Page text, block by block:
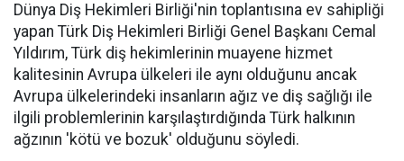
Dünya Diş Hekimleri Birliği'nin toplantısına ev sahipliği
yapan Türk Diş Hekimleri Birliği Genel Başkanı Cemal
Yıldırım, Türk diş hekimlerinin muayene hizmet
kalitesinin Avrupa ülkeleri ile aynı olduğunu ancak
Avrupa ülkelerindeki insanların ağız ve diş sağlığı ile
ilgili problemlerinin karşılaştırdığında Türk halkının
ağzının 'kötü ve bozuk' olduğunu söyledi.